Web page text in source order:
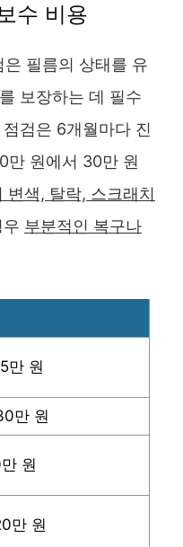
수 비용
필름의 상태를 유
보장하는 데 필수
검은 6개월마다 진
만 원에서 30만 원
변색, 탈락, 스크래치
부분적인 복구나
만 원
만 원
원
만 원